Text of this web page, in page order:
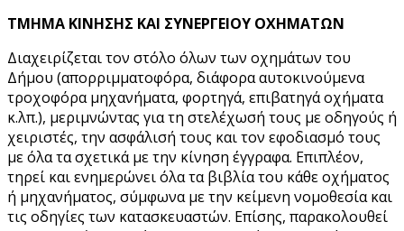
ΤΜΗΜΑ ΚΙΝΗΣΗΣ ΚΑΙ ΣΥΝΕΡΓΕΙΟΥ ΟΧΗΜΑΤΩΝ
Διαχειρίζεται τον στόλο όλων των οχημάτων του
Δήμου (απορριμματοφόρα, διάφορα αυτοκινούμενα
τροχοφόρα μηχανήματα, φορτηγά, επιβατηγά οχήματα
κ.λπ.), μεριμνώντας για τη στελέχωσή τους με οδηγούς ή
χειριστές, την ασφάλισή τους και τον εφοδιασμό τους
με όλα τα σχετικά με την κίνηση έγγραφα. Επιπλέον,
τηρεί και ενημερώνει όλα τα βιβλία του κάθε οχήματος
ή μηχανήματος, σύμφωνα με την κείμενη νομοθεσία και
τις οδηγίες των κατασκευαστών. Επίσης, παρακολουθεί